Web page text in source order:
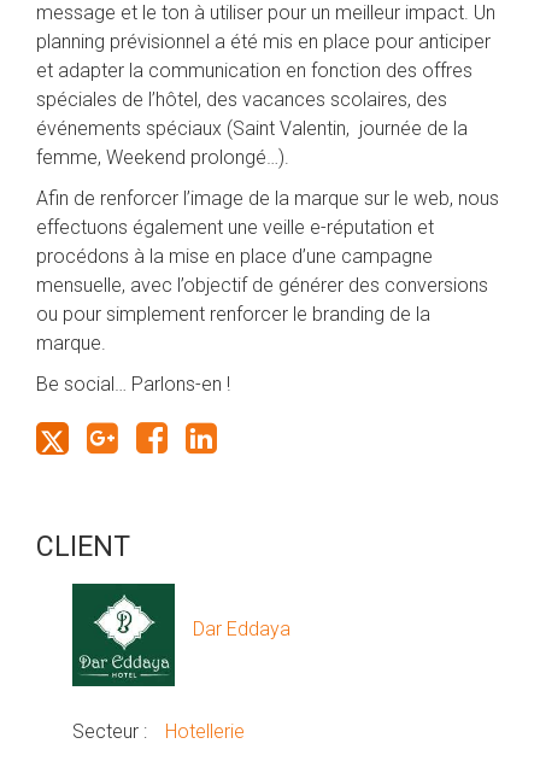
message et le ton à utiliser pour un meilleur impact. Un
planning prévisionnel a été mis en place pour anticiper
et adapter la communication en fonction des offres
spéciales de l’hôtel, des vacances scolaires, des
événements spéciaux (Saint Valentin, journée de la
femme, Weekend prolongé…).
Afin de renforcer l’image de la marque sur le web, nous
effectuons également une veille e-réputation et
procédons à la mise en place d’une campagne
mensuelle, avec l’objectif de générer des conversions
ou pour simplement renforcer le branding de la
marque.
Be social… Parlons-en !
CLIENT
Dar Eddaya
Secteur : Hotellerie